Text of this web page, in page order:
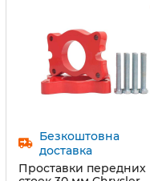
Безкоштовна
доставка
Проставки передних